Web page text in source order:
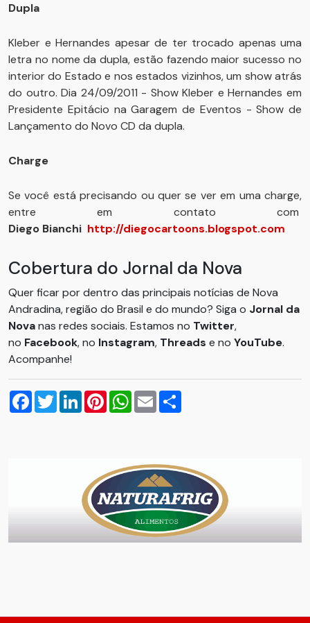
Dupla
Kleber e Hernandes apesar de ter trocado apenas uma
letra no nome da dupla, estão fazendo maior sucesso no
interior do Estado e nos estados vizinhos, um show atrás
do outro. Dia 24/09/2011 - Show Kleber e Hernandes em
Presidente Epitácio na Garagem de Eventos - Show de
Lançamento do Novo CD da dupla.
Charge
Se você está precisando ou quer se ver em uma charge,
entre em contato com
Diego Bianchi http://diegocartoons.blogspot.com
Cobertura do Jornal da Nova
Quer ficar por dentro das principais notícias de Nova
Andradina, região do Brasil e do mundo? Siga o Jornal da
Novanas redes sociais. Estamos no Twitter,
no Facebook, no Instagram, Threads e no YouTube.
Acompanhe!
Facebook
TwitterLinkedInPinterestWhatsApp
Email